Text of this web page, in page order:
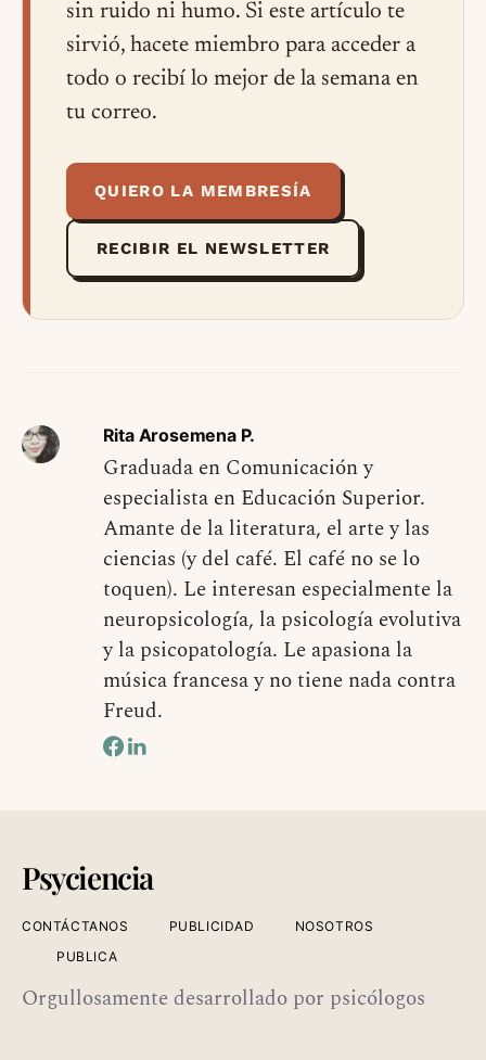
sin ruido ni humo. Si este artículo te
sirvió, hacete miembro para acceder a
todo o recibí lo mejor de la semana en
tu correo.
QUIERO LA MEMBRESÍA
RECIBIR EL NEWSLETTER
Rita Arosemena P.
Graduada en Comunicación y
especialista en Educación Superior.
Amante de la literatura, el arte y las
ciencias (y del café. El café no se lo
toquen). Le interesan especialmente la
neuropsicología, la psicología evolutiva
y la psicopatología. Le apasiona la
música francesa y no tiene nada contra
Freud.
Psyciencia
CONTÁCTANOS PUBLICIDAD
NOSOTROS
PUBLICA
Orgullosamente desarrollado por psicólogos